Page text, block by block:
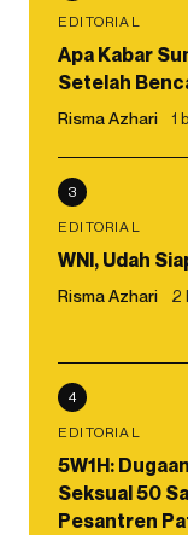
EDITORIAL
Apa Kabar
Setelah
Risma Azhari 1
3
EDITORIAL
WNI, Udah
Risma Azhari 2
4
EDITORIAL
5W1H:
Seksual 50
Pesantren